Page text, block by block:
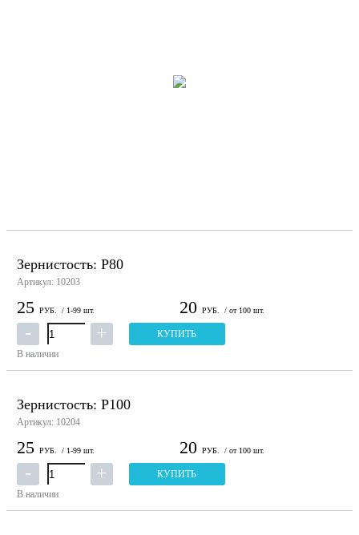
Зернистость: P80
Артикул: 10203
25 РУБ. / 1-99 шт. 20 РУБ. / от 100 шт.
КУПИТЬ
В наличии
Зернистость: P100
Артикул: 10204
25 РУБ. / 1-99 шт. 20 РУБ. / от 100 шт.
КУПИТЬ
В наличии